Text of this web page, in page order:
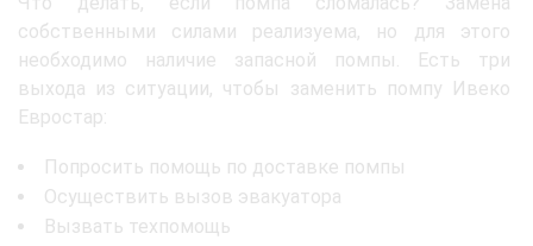
собственными силами реализуема, но для этого
необходимо наличие запасной помпы. Есть три
выхода из ситуации, чтобы заменить помпу Ивеко
Евростар:
Попросить помощь по доставке помпы
Осуществить вызов эвакуатора
Вызвать техпомощь